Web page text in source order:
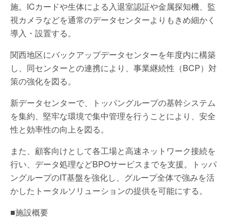
施。ICカードや生体による入退室認証や金属探知機、監
視カメラなどを通常のデータセンターよりもきめ細かく
導入・設置する。
関西地区にバックアップデータセンターを年度内に構築
し、同センターとの連携により、事業継続性（BCP）対
策の強化を図る。
新データセンターで、トッパングループの基幹システム
を集約、堅牢な環境で集中管理を行うことにより、安全
性と効率性の向上を図る。
また、顧客向けとして各工場と高速ネットワーク接続を
行い、データ処理などBPOサービスまでを支援。トッパ
ングループのIT基盤を強化し、グループ全体で強みを活
かしたトータルソリューションの提供を可能にする。
■施設概要